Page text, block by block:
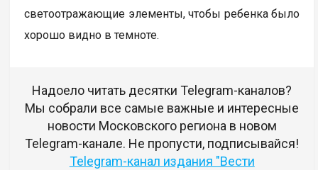
светоотражающие элементы, чтобы ребенка было
хорошо видно в темноте.
Надоело читать десятки Telegram-каналов?
Мы собрали все самые важные и интересные
новости Московского региона в новом
Telegram-канале. Не пропусти, подписывайся!
Telegram-канал издания "Вести